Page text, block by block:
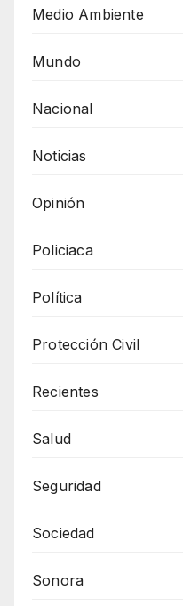
Medio Ambiente
Mundo
Nacional
Noticias
Opinión
Policiaca
Política
Protección Civil
Recientes
Salud
Seguridad
Sociedad
Sonora